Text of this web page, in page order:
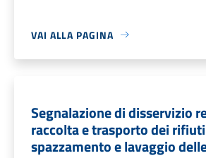
VAI ALLA PAGINA
Segnalazione di disservizio
raccolta e trasporto dei
spazzamento e lavaggio